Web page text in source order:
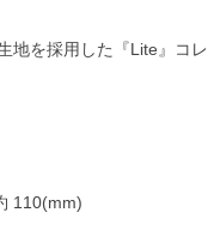
を採用した『Lite』コ
110(mm)